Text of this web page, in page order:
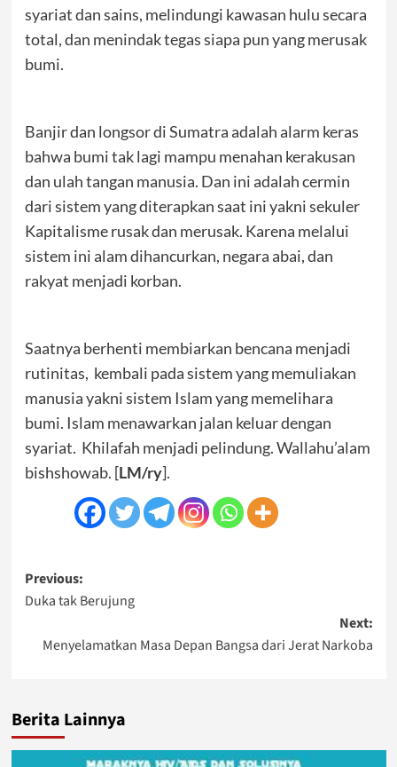
syariat dan sains, melindungi kawasan hulu secara
total, dan menindak tegas siapa pun yang merusak
bumi.
Banjir dan longsor di Sumatra adalah alarm keras
bahwa bumi tak lagi mampu menahan kerakusan
dan ulah tangan manusia. Dan ini adalah cermin
dari sistem yang diterapkan saat ini yakni sekuler
Kapitalisme rusak dan merusak. Karena melalui
sistem ini alam dihancurkan, negara abai, dan
rakyat menjadi korban.
Saatnya berhenti membiarkan bencana menjadi
rutinitas, kembali pada sistem yang memuliakan
manusia yakni sistem Islam yang memelihara
bumi. Islam menawarkan jalan keluar dengan
syariat. Khilafah menjadi pelindung. Wallahu’alam
bishshowab. [LM/ry].
Post
navigation
Previous:
Duka tak Berujung
Next:
Menyelamatkan Masa Depan Bangsa dari Jerat Narkoba
Berita Lainnya